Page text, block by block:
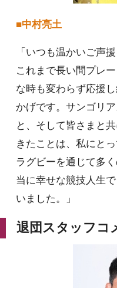
■中村亮土
「いつも温かいご声
これまで長い間プレ
な時も変わらず応援
かげです。サンゴリ
と、そして皆さまと
きたことは、私にと
ラグビーを通じて多
当に幸せな競技人生
いました。」
退団スタッフコ